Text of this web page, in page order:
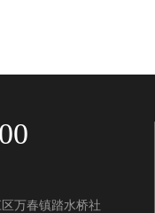
万春镇踏水桥社